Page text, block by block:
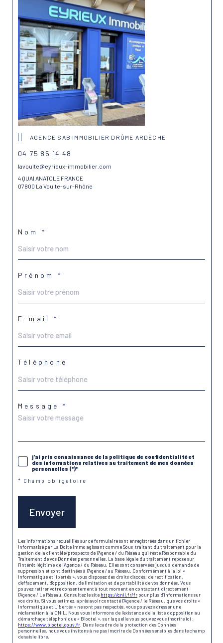
AGENCE SAB IMMOBILIER DRÔME ARDÈCHE
04 75 85 14 48
lavoulte@eyrieux-immobilier.com
4 QUAI ANATOLE FRANCE
07800 La Voulte-sur-Rhône
Nom *
Prénom *
E-mail *
Téléphone
Message *
j'ai pris connaissance de la politique de confidentialité et
des informations relatives au traitement de mes données
personnelles (*)*
* Champ obligatoire
Envoyer
Les informations recueillies sur ce formulaire sont enregistrées dans un fichier
informatisé par La Boite Immo agissant comme Sous-traitant du traitement pour la
gestion de la clientèle/prospects de l'Agence / du Réseau qui reste Responsable du
Traitement de vos Données personnelles. La base légale du traitement repose sur
l'intérêt légitime de l'Agence / du Réseau. Elles sont conservées jusqu'à demande de
suppression et sont destinées à l'Agence / au Réseau. Conformément à la loi «
informatique et libertés », vous disposez des droits d’accès, de rectification,
d’effacement, d’opposition, de limitation et de portabilité de vos données. Vous
pouvez retirer votre consentement à tout moment en contactant directement
l’Agence / Le Réseau. Consultez le site https://cnil.fr/fr pour plus d’informations sur
vos droits. Si vous estimez, après avoir contacté l'Agence / le Réseau, que vos droits «
Informatique et Libertés » ne sont pas respectés, vous pouvez adresser une
réclamation à la CNIL. Nous vous informons de l’existence de la liste d'opposition au
démarchage téléphonique « Bloctel », sur laquelle vous pouvez vous inscrire ici :
https://www.bloctel.gouv.fr . Dans le cadre de la protection des Données
personnelles, nous vous invitons à ne pas inscrire de Données sensibles dans le champ
de saisie libre.